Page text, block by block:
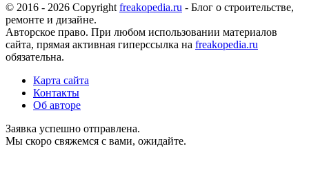
© 2016 - 2026 Copyright freakopedia.ru - Блог о строительстве,
ремонте и дизайне.
Авторское право. При любом использовании материалов
сайта, прямая активная гиперссылка на freakopedia.ru
обязательна.
Карта сайта
Контакты
Об авторе
Заявка успешно отправлена.
Мы скоро свяжемся с вами, ожидайте.